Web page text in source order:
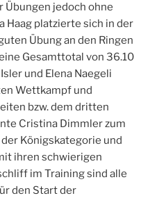
Übungen jedoch ohne
Haag platzierte sich in der
Übung an den Ringen
Gesamttotal von 36.10
und Elena Naegeli
Wettkampf und
bzw. dem dritten
Cristina Dimmler zum
Königskategorie und
ihren schwierigen
im Training sind alle
den Start der